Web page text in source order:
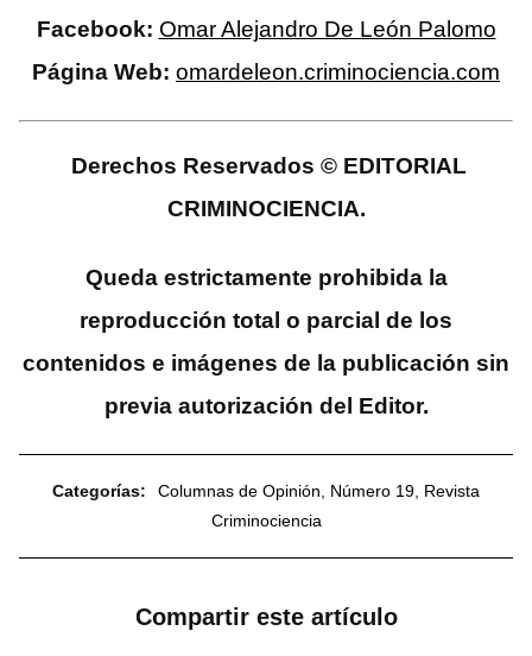
Facebook: Omar Alejandro De León Palomo
Página Web: omardeleon.criminociencia.com
Derechos Reservados © EDITORIAL
CRIMINOCIENCIA.
Queda estrictamente prohibida la
reproducción total o parcial de los
contenidos e imágenes de la publicación sin
previa autorización del Editor.
Categorías: Columnas de Opinión Número 19 Revista
Criminociencia
Compartir este artículo